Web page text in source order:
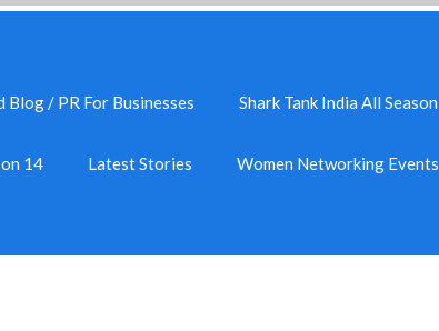
Blog / PR For Businesses Shark Tank India All Season
14 Latest Stories Women Networking Events